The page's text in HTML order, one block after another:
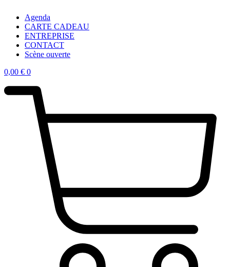
Agenda
CARTE CADEAU
ENTREPRISE
CONTACT
Scène ouverte
0,00 € 0